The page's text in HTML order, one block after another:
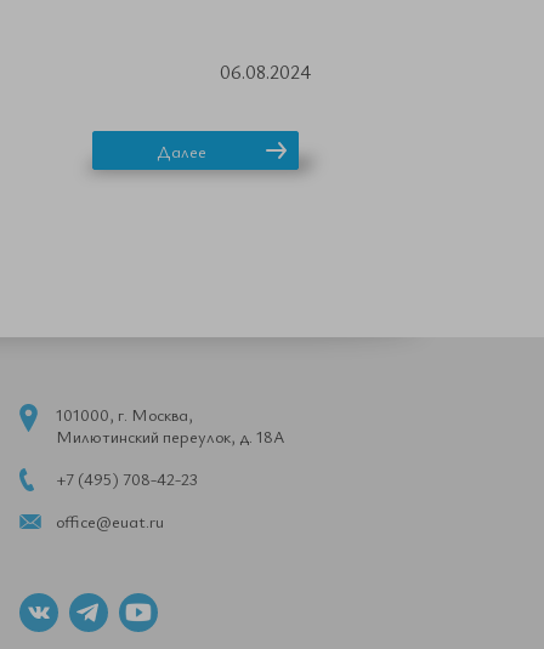
06.08.2024
Далее
101000, г. Москва,
Милютинский переулок, д. 18А
+7 (495) 708-42-23
office@euat.ru